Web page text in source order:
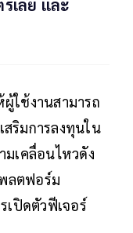
เลีย และ
ใช้งานสามารถ
สริมการลงทุนใน
เคลื่อนไหวดัง
ลตฟอร์ม
เปิดตัวฟีเจอร์